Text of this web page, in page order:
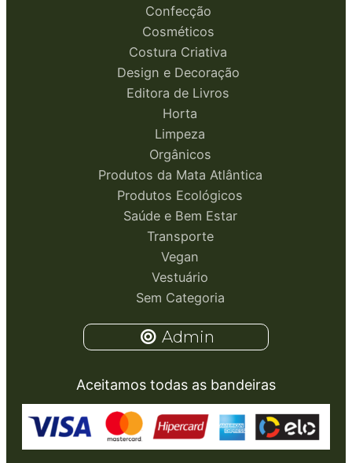
Confecção
Cosméticos
Costura Criativa
Design e Decoração
Editora de Livros
Horta
Limpeza
Orgânicos
Produtos da Mata Atlântica
Produtos Ecológicos
Saúde e Bem Estar
Transporte
Vegan
Vestuário
Sem Categoria
Admin
Aceitamos todas as bandeiras